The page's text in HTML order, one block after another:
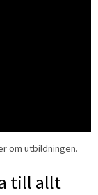
om utbildningen.
till allt